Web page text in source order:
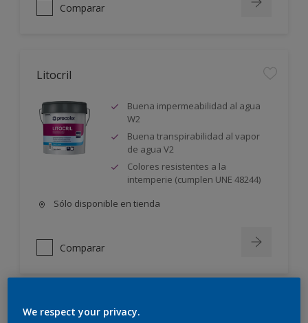
Comparar
Litocril
Buena impermeabilidad al agua
W2
Buena transpirabilidad al vapor
de agua V2
Colores resistentes a la
intemperie (cumplen UNE 48244)
Sólo disponible en tienda
Comparar
Proexil Mate
We respect your privacy.